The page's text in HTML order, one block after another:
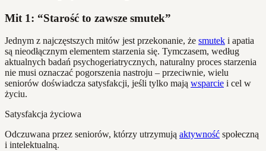
Mit 1: “Starość to zawsze smutek”
Jednym z najczęstszych mitów jest przekonanie, że smutek i apatia
są nieodłącznym elementem starzenia się. Tymczasem, według
aktualnych badań psychogeriatrycznych, naturalny proces starzenia
nie musi oznaczać pogorszenia nastroju – przeciwnie, wielu
seniorów doświadcza satysfakcji, jeśli tylko mają wsparcie i cel w
życiu.
Satysfakcja życiowa
Odczuwana przez seniorów, którzy utrzymują aktywność społeczną
i intelektualną.